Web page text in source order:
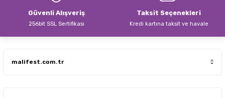
Güvenli Alışveriş
256bit SSL Sertifikası
Taksit Seçenekleri
Kredi kartına taksit ve havale
malifest.com.tr